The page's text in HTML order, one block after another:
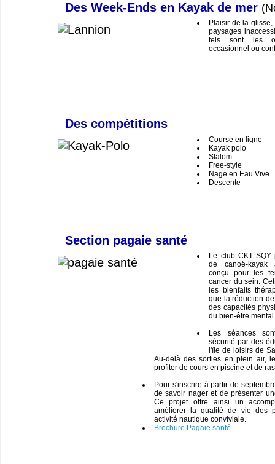
Des Week-Ends en Kayak de mer
Plaisir de la
paysages
tels sont les
occasionnel ou
Des compétitions
Course en ligne
Kayak polo
Slalom
Free-style
Nage en Eau Vive
Descente
Section pagaie santé
Le club CKT SQY
de canoë-kayak
conçu pour les
cancer du sein.
les bienfaits
que la réduction
des capacités
du bien-être
Les séances
sécurité par des
l'île de loisirs de
Au-delà des sorties en plein air,
profiter de cours en piscine et de
Pour s'inscrire à partir de
de savoir nager et de présenter
Ce projet offre ainsi un
améliorer la qualité de vie des
activité nautique conviviale.
Brochure Pagaie santé